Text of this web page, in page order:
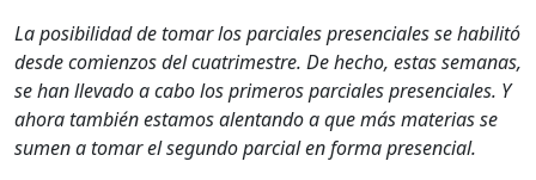
La posibilidad de tomar los parciales presenciales se habilitó
desde comienzos del cuatrimestre. De hecho, estas semanas,
se han llevado a cabo los primeros parciales presenciales. Y
ahora también estamos alentando a que más materias se
sumen a tomar el segundo parcial en forma presencial.